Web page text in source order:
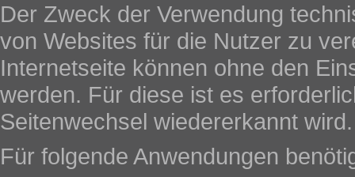
Der Zweck der Verwendung
von Websites für die Nutzer zu
Internetseite können ohne den
werden. Für diese ist es
Seitenwechsel wiedererkannt wird.
Für folgende Anwendungen